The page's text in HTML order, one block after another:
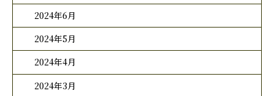
2024年6月
2024年5月
2024年4月
2024年3月